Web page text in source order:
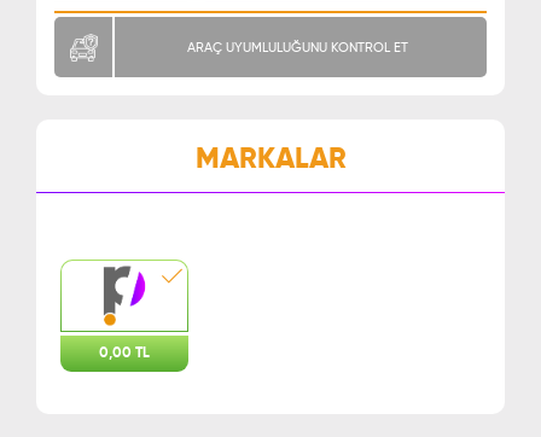
ARAÇ UYUMLULUĞUNU KONTROL ET
MARKALAR
0,00 TL